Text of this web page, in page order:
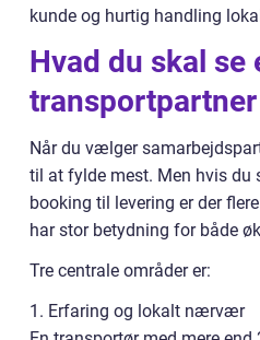
kunde og hurtig handling
Hvad du skal se
Når du vælger
til at fylde mest. Men hvis du
booking til levering er der
har stor betydning for både
Tre centrale områder er:
1. Erfaring og lokalt nærvær